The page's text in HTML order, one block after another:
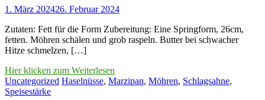
1. März 202426. Februar 2024
Zutaten: Fett für die Form Zubereitung: Eine Springform, 26cm,
fetten. Möhren schälen und grob raspeln. Butter bei schwacher
Hitze schmelzen, […]
Hier klicken zum Weiterlesen
Uncategorized Haselnüsse, Marzipan, Möhren, Schlagsahne,
Speisestärke